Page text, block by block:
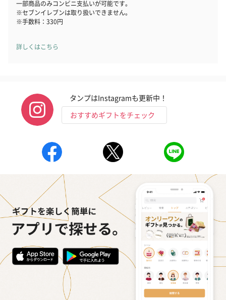
一部商品のみコンビニ支払いが可能です。
※セブンイレブンは取り扱いできません。
※手数料：330円
詳しくはこちら
タンプはInstagramも更新中！
おすすめギフトをチェック